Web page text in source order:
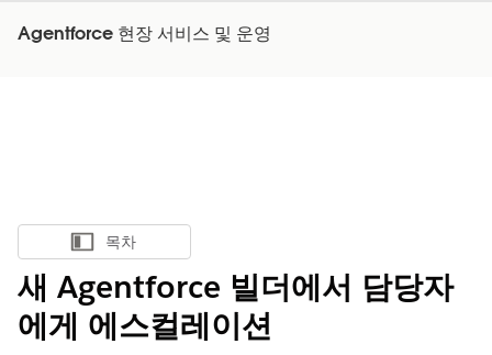
Agentforce 현장 서비스 및 운영
목차 표시
목차
새 Agentforce 빌더에서 담당자
에게 에스컬레이션